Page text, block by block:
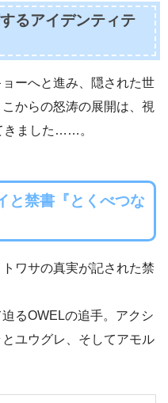
るアイデンティテ
ーへと進み、隠された世
からの怒涛の展開は、視
きました……。
と禁書『とくべつな
ワサの真実が記された禁
るOWELの追手。アクシ
ユウグレ、そしてアモル